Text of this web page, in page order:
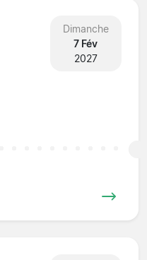
Dimanche
7 Fév
2027